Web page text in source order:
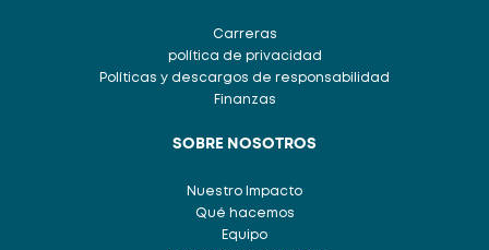
Carreras
política de privacidad
Políticas y descargos de responsabilidad
Finanzas
SOBRE NOSOTROS
Nuestro Impacto
Qué hacemos
Equipo